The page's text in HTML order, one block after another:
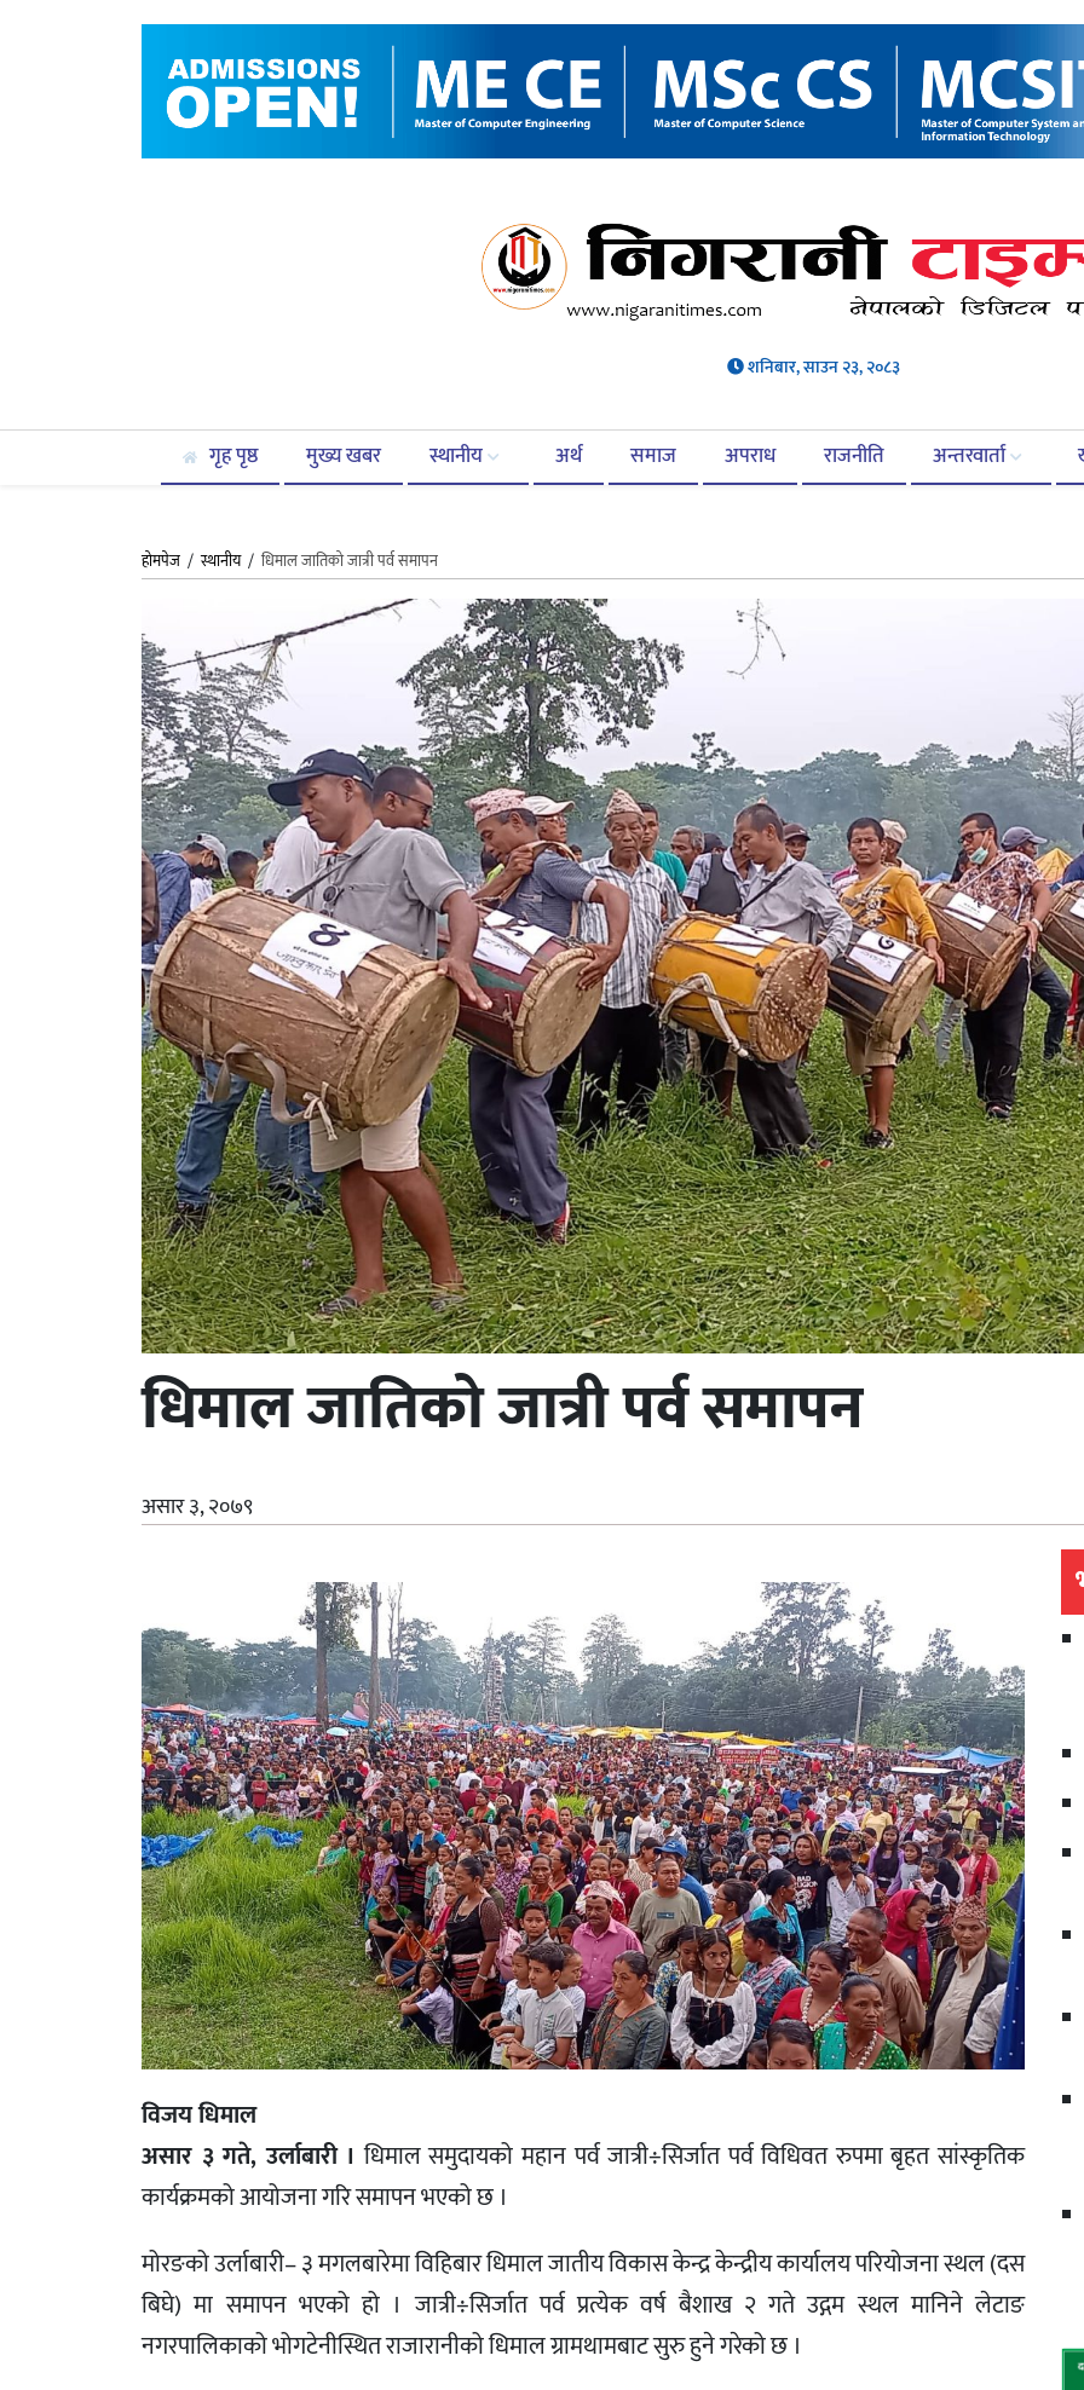
शनिबार, साउन २३, २०८३
गृह पृष्ठ मुख्य खबर स्थानीय अर्थ समाज अपराध राजनीति अन्तरवार्ता
होमपेज /स्थानीय/ धिमाल जातिको जात्री पर्व समापन
धिमाल जातिको जात्री पर्व समापन
असार ३, २०७९
विजय धिमाल
असार ३ गते, उर्लाबारी । धिमाल समुदायको महान पर्व जात्री÷सिर्जात पर्व विधिवत रुपमा बृहत सांस्कृतिक
कार्यक्रमको आयोजना गरि समापन भएको छ ।
मोरङको उर्लाबारी– ३ मगलबारेमा विहिबार धिमाल जातीय विकास केन्द्र केन्द्रीय कार्यालय परियोजना स्थल (दस
बिघे) मा समापन भएको हो । जात्री÷सिर्जात पर्व प्रत्येक वर्ष बैशाख २ गते उद्गम स्थल मानिने लेटाङ
नगरपालिकाको भोगटेनीस्थित राजारानीको धिमाल ग्रामथामबाट सुरु हुने गरेको छ ।